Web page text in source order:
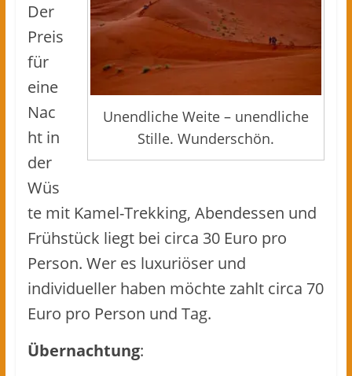
Unendliche Weite – unendliche
Stille. Wunderschön.
Der
Preis
für
eine
Nac
ht in
der
Wüs
te mit Kamel-Trekking, Abendessen und
Frühstück liegt bei circa 30 Euro pro
Person. Wer es luxuriöser und
individueller haben möchte zahlt circa 70
Euro pro Person und Tag.
Übernachtung: